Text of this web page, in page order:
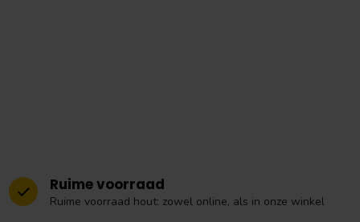
Ruime voorraad
Ruime voorraad hout: zowel online, als in onze winkel